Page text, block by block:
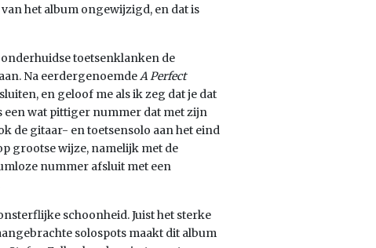
het album ongewijzigd, en dat is
toetsenklanken de
Na eerdergenoemdeA Perfect
en geloof me als ik zeg dat je dat
een wat pittiger nummer dat met zijn
de gitaar- en toetsensolo aan het eind
grootse wijze, namelijk met de
nummer afsluit met een
schoonheid. Juist het sterke
solospots maakt dit album